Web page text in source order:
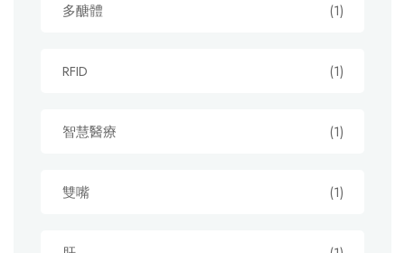
多醣體 (1)
RFID (1)
智慧醫療 (1)
雙嘴 (1)